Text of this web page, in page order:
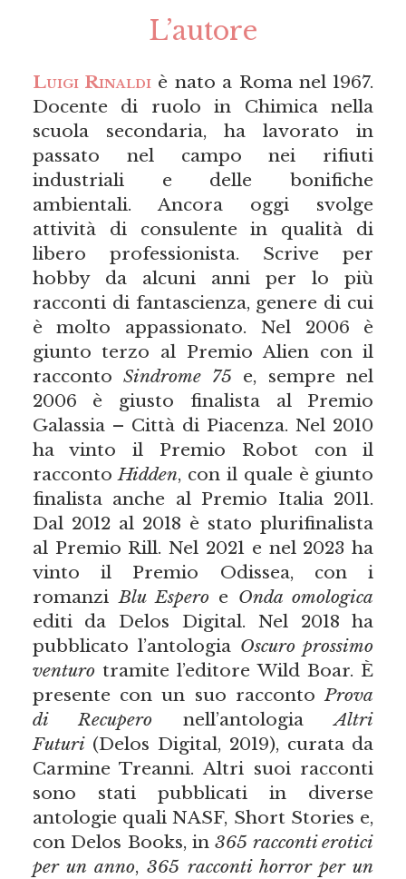
L’autore
Luigi Rinaldi è nato a Roma nel 1967.
Docente di ruolo in Chimica nella
scuola secondaria, ha lavorato in
passato nel campo nei rifiuti
industriali e delle bonifiche
ambientali. Ancora oggi svolge
attività di consulente in qualità di
libero professionista. Scrive per
hobby da alcuni anni per lo più
racconti di fantascienza, genere di cui
è molto appassionato. Nel 2006 è
giunto terzo al Premio Alien con il
raccontoSindrome 75 e, sempre nel
2006 è giusto finalista al Premio
Galassia – Città di Piacenza. Nel 2010
ha vinto il Premio Robot con il
raccontoHidden, con il quale è giunto
finalista anche al Premio Italia 2011.
Dal 2012 al 2018 è stato plurifinalista
al Premio Rill. Nel 2021 e nel 2023 ha
vinto il Premio Odissea, con i
romanziBlu Esperoe Onda omologica
editi da Delos Digital. Nel 2018 ha
pubblicato l’antologia Oscuro prossimo
venturotramite l’editore Wild Boar. È
presente con un suo raccontoProva
di Recuperonell’antologiaAltri
Futuri(Delos Digital, 2019), curata da
Carmine Treanni. Altri suoi racconti
sono stati pubblicati in diverse
antologie quali NASF, Short Stories e,
con Delos Books, in365 racconti erotici
per un anno,365 racconti horror per un